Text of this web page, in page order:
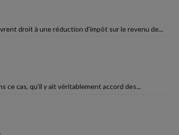
droit à une réduction d'impôt sur le revenu de...
ce cas, qu'il y ait véritablement accord des...